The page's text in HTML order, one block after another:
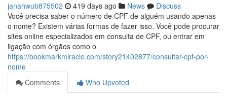
janahwub875502 419 days ago News
Discuss
Você precisa saber o número de CPF de alguém usando apenas
o nome? Existem várias formas de fazer isso. Você pode procurar
sites online especializados em consulta de CPF, ou entrar em
ligação com órgãos como o
https://bookmarkmiracle.com/story21402877/consultar-cpf-por-
nome
Comments
Who Upvoted